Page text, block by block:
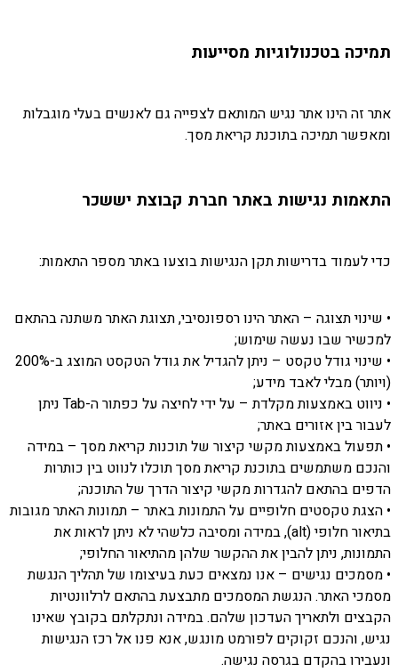
תמיכה בטכנולוגיות מסייעות
אתר זה הינו אתר נגיש המותאם לצפייה גם לאנשים בעלי מוגבלות
ומאפשר תמיכה בתוכנת קריאת מסך.
התאמות נגישות באתר חברת קבוצת יששכר
כדי לעמוד בדרישות תקן הנגישות בוצעו באתר מספר התאמות:
• שינוי תצוגה – האתר הינו רספונסיבי, תצוגת האתר משתנה בהתאם
למכשיר שבו נעשה שימוש;
• שינוי גודל טקסט – ניתן להגדיל את גודל הטקסט המוצג ב-200%
(ויותר) מבלי לאבד מידע;
• ניווט באמצעות מקלדת – על ידי לחיצה על כפתור ה-Tab ניתן
לעבור בין אזורים באתר;
• תפעול באמצעות מקשי קיצור של תוכנות קריאת מסך – במידה
והנכם משתמשים בתוכנת קריאת מסך תוכלו לנווט בין כותרות
הדפים בהתאם להגדרות מקשי קיצור הדרך של התוכנה;
• הצגת טקסטים חלופיים על התמונות באתר – תמונות האתר מגובות
בתיאור חלופי (alt), במידה ומסיבה כלשהי לא ניתן לראות את
התמונות, ניתן להבין את ההקשר שלהן מהתיאור החלופי;
• מסמכים נגישים – אנו נמצאים כעת בעיצומו של תהליך הנגשת
מסמכי האתר. הנגשת המסמכים מתבצעת בהתאם לרלוונטיות
הקבצים ולתאריך העדכון שלהם. במידה ונתקלתם בקובץ שאינו
נגיש, והנכם זקוקים לפורמט מונגש, אנא פנו אל רכז הנגישות
ונעבירו בהקדם בגרסה נגישה.